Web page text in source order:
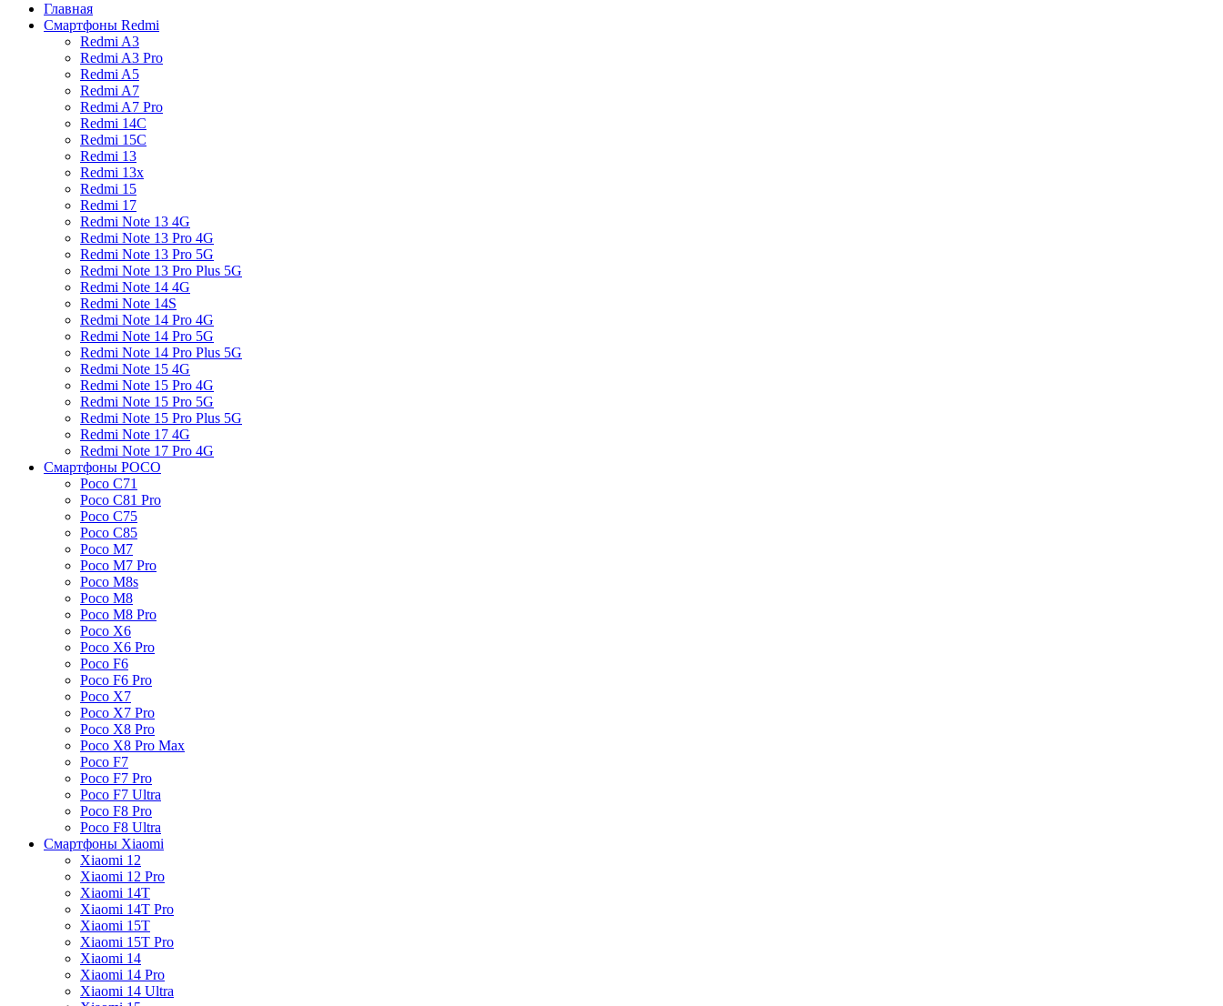
Главная
Смартфоны Redmi
Redmi A3
Redmi A3 Pro
Redmi A5
Redmi A7
Redmi A7 Pro
Redmi 14C
Redmi 15C
Redmi 13
Redmi 13x
Redmi 15
Redmi 17
Redmi Note 13 4G
Redmi Note 13 Pro 4G
Redmi Note 13 Pro 5G
Redmi Note 13 Pro Plus 5G
Redmi Note 14 4G
Redmi Note 14S
Redmi Note 14 Pro 4G
Redmi Note 14 Pro 5G
Redmi Note 14 Pro Plus 5G
Redmi Note 15 4G
Redmi Note 15 Pro 4G
Redmi Note 15 Pro 5G
Redmi Note 15 Pro Plus 5G
Redmi Note 17 4G
Redmi Note 17 Pro 4G
Смартфоны POCO
Poco C71
Poco C81 Pro
Poco C75
Poco C85
Poco M7
Poco M7 Pro
Poco M8s
Poco M8
Poco M8 Pro
Poco X6
Poco X6 Pro
Poco F6
Poco F6 Pro
Poco X7
Poco X7 Pro
Poco X8 Pro
Poco X8 Pro Max
Poco F7
Poco F7 Pro
Poco F7 Ultra
Poco F8 Pro
Poco F8 Ultra
Смартфоны Xiaomi
Xiaomi 12
Xiaomi 12 Pro
Xiaomi 14T
Xiaomi 14T Pro
Xiaomi 15T
Xiaomi 15T Pro
Xiaomi 14
Xiaomi 14 Pro
Xiaomi 14 Ultra